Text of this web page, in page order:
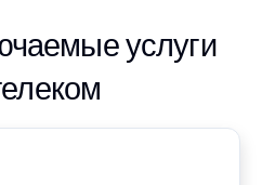
услуги